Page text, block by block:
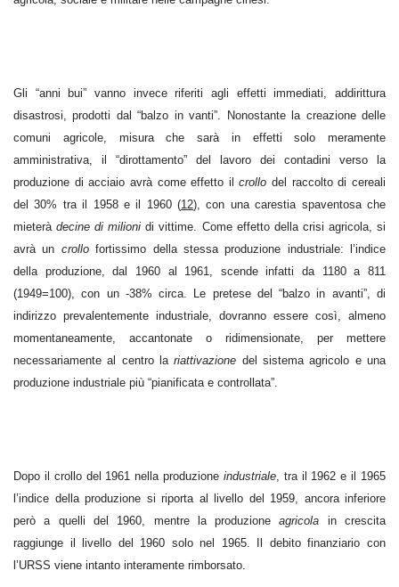
Gli “anni bui” vanno invece riferiti agli effetti immediati, addirittura
disastrosi, prodotti dal “balzo in vanti”. Nonostante la creazione delle
comuni agricole, misura che sarà in effetti solo meramente
amministrativa, il “dirottamento” del lavoro dei contadini verso la
produzione di acciaio avrà come effetto ilcrollodel raccolto di cereali
del 30% tra il 1958 e il 1960 (12), con una carestia spaventosa che
mieteràdecine di milioni di vittime. Come effetto della crisi agricola, si
avrà un crollofortissimo della stessa produzione industriale: l’indice
della produzione, dal 1960 al 1961, scende infatti da 1180 a 811
(1949=100), con un -38% circa. Le pretese del “balzo in avanti”, di
indirizzo prevalentemente industriale, dovranno essere così, almeno
momentaneamente, accantonate o ridimensionate, per mettere
necessariamente al centro lariattivazione del sistema agricolo e una
produzione industriale più “pianificata e controllata”.
Dopo il crollo del 1961 nella produzione industriale, tra il 1962 e il 1965
l’indice della produzione si riporta al livello del 1959, ancora inferiore
però a quelli del 1960, mentre la produzioneagricola in crescita
raggiunge il livello del 1960 solo nel 1965. Il debito finanziario con
l’URSS viene intanto interamente rimborsato.